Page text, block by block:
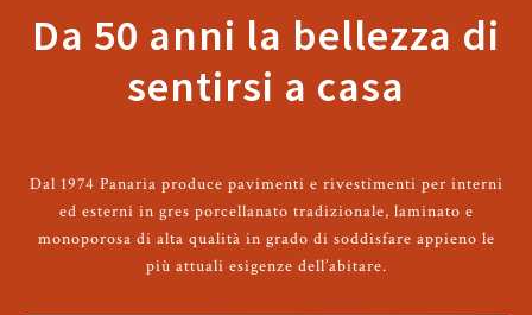
Da 50 anni la bellezza di
sentirsi a casa
Dal 1974 Panaria produce pavimenti e rivestimenti per interni
ed esterni in gres porcellanato tradizionale, laminato e
monoporosa di alta qualità in grado di soddisfare appieno le
più attuali esigenze dell’abitare.